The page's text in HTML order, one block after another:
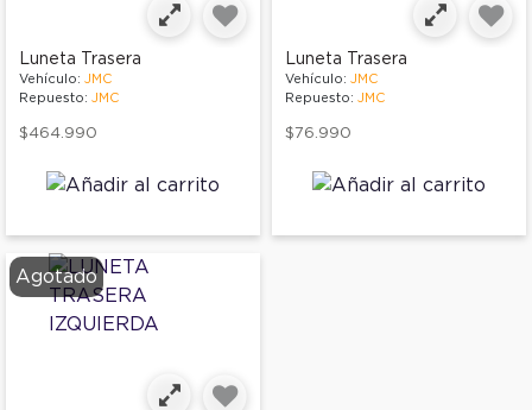
Luneta Trasera
Vehículo: JMC
Repuesto: JMC
$464.990
Luneta Trasera
Vehículo: JMC
Repuesto: JMC
$76.990
Agotado